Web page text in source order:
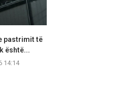
pastrimit të
është...
14:14